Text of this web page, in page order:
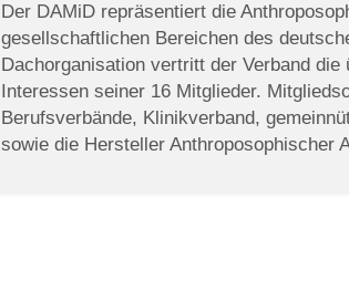
Der DAMiD repräsentiert die
gesellschaftlichen Bereichen des
Dachorganisation vertritt der Verband die
Interessen seiner 16 Mitglieder.
Berufsverbände, Klinikverband,
sowie die Hersteller Anthroposophischer